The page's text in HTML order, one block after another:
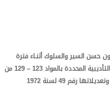
حسن السير والسلوك أثنـاء فترة
دراستك بالكلية حتي لاتتعرض للعقوبات التأديبية المحددة بالمواد 123 – 129 من
اللائحة التنفيذية لقانون تنظيم الجامعات وتعديلاتها رقم 49 لسنة 1972